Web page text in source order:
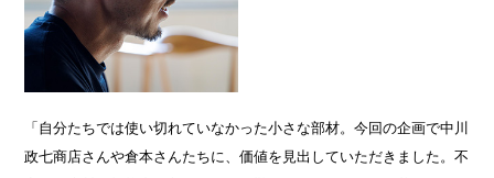
「自分たちでは使い切れていなかった小さな部材。今回の企画で中川
政七商店さんや倉本さんたちに、価値を見出していただきました。不